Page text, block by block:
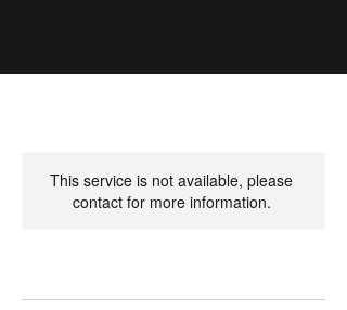
This service is not available, please
contact for more information.